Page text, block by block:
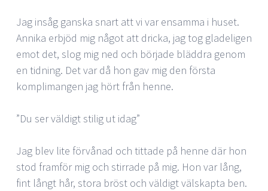
Jag insåg ganska snart att vi var ensamma i huset.
Annika erbjöd mig något att dricka, jag tog gladeligen
emot det, slog mig ned och började bläddra genom
en tidning. Det var då hon gav mig den första
komplimangen jag hört från henne.
”Du ser väldigt stilig ut idag”
Jag blev lite förvånad och tittade på henne där hon
stod framför mig och stirrade på mig. Hon var lång,
fint långt hår, stora bröst och väldigt välskapta ben.